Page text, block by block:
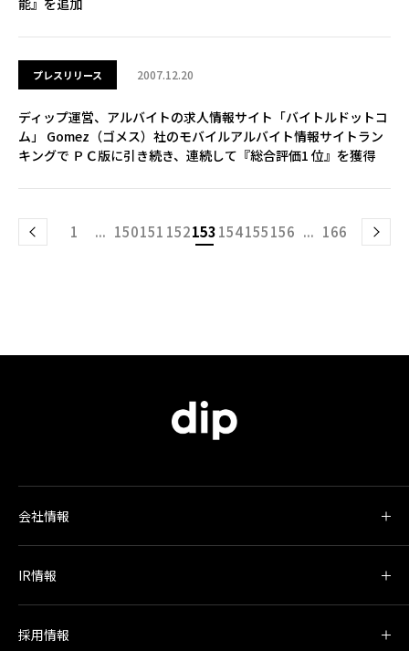
能』を追加
プレスリリース 2007.12.20
ディップ運営、アルバイトの求人情報サイト「バイトルドットコ
ム」 Gomez（ゴメス）社のモバイルアルバイト情報サイトラン
キングで ＰＣ版に引き続き、連続して『総合評価1 位』を獲得
1 ... 150151 152153154155156 ... 166
会社情報
IR情報
採用情報